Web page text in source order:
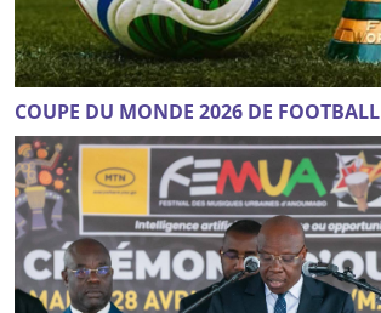
COUPE DU MONDE 2026 DE FOOTBALL